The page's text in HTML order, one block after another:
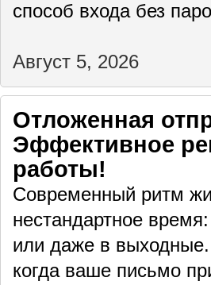
способ входа без
Август 5, 2026
Отложенная
Эффективное
работы!
Современный ритм
нестандартное
или даже в
когда ваше письмо